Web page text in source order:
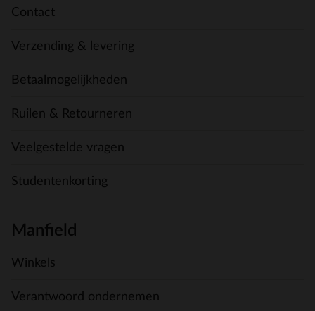
Contact
Verzending & levering
Betaalmogelijkheden
Ruilen & Retourneren
Veelgestelde vragen
Studentenkorting
Manfield
Winkels
Verantwoord ondernemen